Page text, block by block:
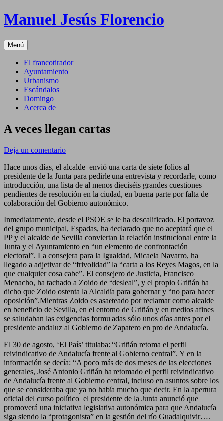
Saltar
al
Manuel Jesús Florencio
Menú
El francotirador
Ayuntamiento
Urbanismo
Escándalos
Domingo
Acerca de
A veces llegan cartas
Deja un comentario
Hace unos días, el alcalde envió una carta de siete folios al
presidente de la Junta para pedirle una entrevista y recordarle, como
introducción, una lista de al menos dieciséis grandes cuestiones
pendientes de resolución en la ciudad, en buena parte por falta de
colaboración del Gobierno autonómico.
Inmediatamente, desde el PSOE se le ha descalificado. El portavoz
del grupo municipal, Espadas, ha declarado que no aceptará que el
PP y el alcalde de Sevilla conviertan la relación institucional entre la
Junta y el Ayuntamiento en “un elemento de confrontación
electoral”. La consejera para la Igualdad, Micaela Navarro, ha
llegado a adjetivar de “frivolidad” la “carta a los Reyes Magos, en la
que cualquier cosa cabe”. El consejero de Justicia, Francisco
Menacho, ha tachado a Zoido de “desleal”, y el propio Griñán ha
dicho que Zoido ostenta la Alcaldía para gobernar y “no para hacer
oposición”.Mientras Zoido es asaeteado por reclamar como alcalde
en beneficio de Sevilla, en el entorno de Griñán y en medios afines
se saludaban las exigencias formuladas sólo unos días antes por el
presidente andaluz al Gobierno de Zapatero en pro de Andalucía.
El 30 de agosto, ‘El País’ titulaba: “Griñán retoma el perfil
reivindicativo de Andalucía frente al Gobierno central”. Y en la
información se decía: “A poco más de dos meses de las elecciones
generales, José Antonio Griñán ha retomado el perfil reivindicativo
de Andalucía frente al Gobierno central, incluso en asuntos sobre los
que se consideraba que ya no había mucho que decir. En la apertura
oficial del curso político el presidente de la Junta anunció que
promoverá una iniciativa legislativa autonómica para que Andalucía
siga siendo la “protagonista” en la gestión del río Guadalquivir….